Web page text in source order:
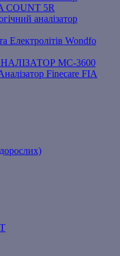
COUNT 5R
аналізатор
Електролітів Wondfo
MC-3600
Finecare FIA